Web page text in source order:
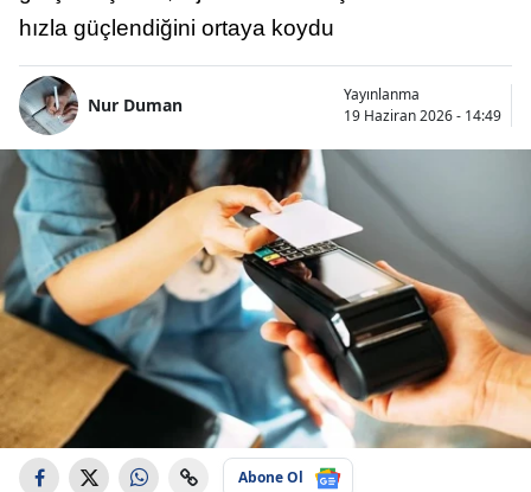
hızla güçlendiğini ortaya koydu
Nur Duman
Yayınlanma
19 Haziran 2026 - 14:49
Abone Ol